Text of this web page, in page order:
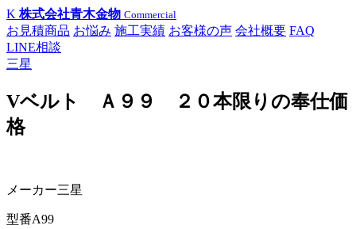
K 株式会社青木金物 Commercial
お見積商品 お悩み 施工実績 お客様の声 会社概要 FAQ
LINE相談
三星
Vベルト Ａ９９ ２０本限りの奉仕価
格
メーカー三星
型番A99